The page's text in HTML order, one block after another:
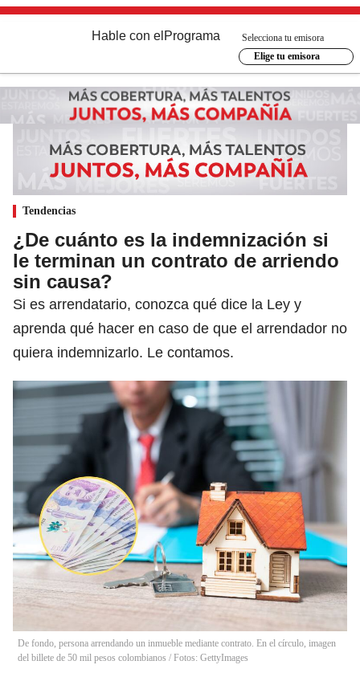
Hable con el Programa
Selecciona tu emisora
Elige tu emisora
Tendencias
¿De cuánto es la indemnización si
le terminan un contrato de arriendo
sin causa?
Si es arrendatario, conozca qué dice la Ley y
aprenda qué hacer en caso de que el arrendador no
quiera indemnizarlo. Le contamos.
De fondo, persona arrendando un inmueble mediante contrato. En el círculo, imagen
del billete de 50 mil pesos colombianos / Fotos: GettyImages